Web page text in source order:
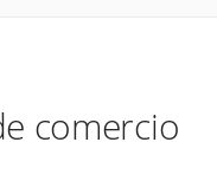
comercio